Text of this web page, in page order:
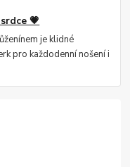
💗
je klidné
pro každodenní nošení i